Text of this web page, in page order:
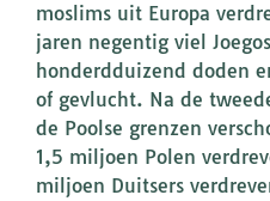
moslims uit Europa
jaren negentig viel
honderdduizend doden
of gevlucht. Na de
de Poolse grenzen
1,5 miljoen Polen
miljoen Duitsers